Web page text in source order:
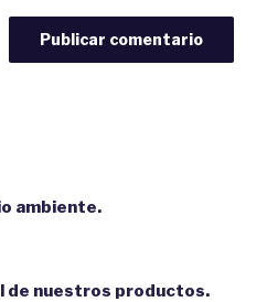
ambiente.
de nuestros productos.